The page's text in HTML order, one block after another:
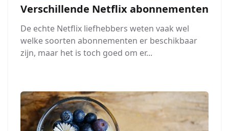
Verschillende Netflix abonnementen
De echte Netflix liefhebbers weten vaak wel
welke soorten abonnementen er beschikbaar
zijn, maar het is toch goed om er...